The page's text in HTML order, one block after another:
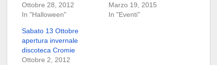
Ottobre 28, 2012
In "Halloween"
Marzo 19, 2015
In "Eventi"
Sabato 13 Ottobre
apertura invernale
discoteca Cromie
Ottobre 2, 2012